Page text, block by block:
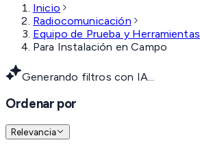
Inicio
Radiocomunicación
Equipo de Prueba y Herramientas
Para Instalación en Campo
Generando filtros con IA...
Ordenar por
Relevancia